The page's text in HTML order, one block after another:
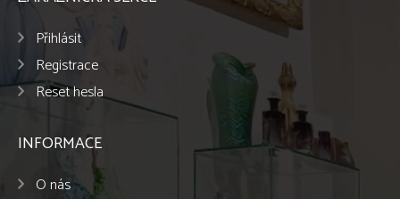
Přihlásit
Registrace
Reset hesla
INFORMACE
O nás